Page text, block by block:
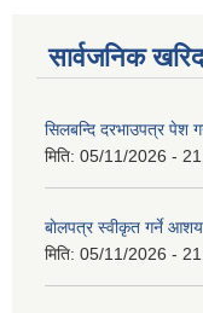
सार्वजनिक
सिलबन्दि दरभाउपत्र पेश
मिति: 05/11/2026 -
बाेलपत्र स्वीकृत गर्ने
मिति: 05/11/2026 -